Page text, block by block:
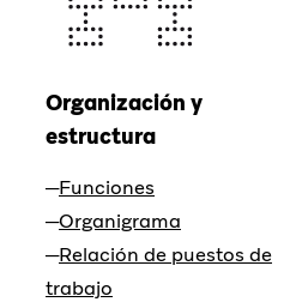
Organización y
estructura
Funciones
Organigrama
Relación de puestos de
trabajo